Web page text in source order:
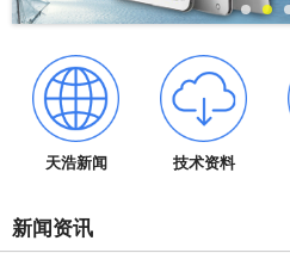
天浩新闻 技术资料
新闻资讯
服务承诺
技术资料
成功案例